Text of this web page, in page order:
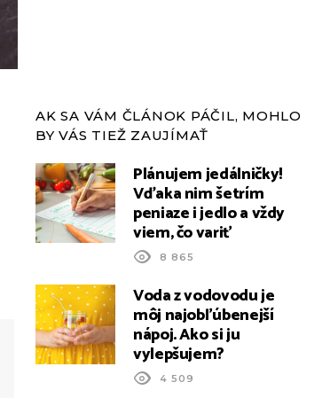
AK SA VÁM ČLÁNOK PÁČIL, MOHLO
BY VÁS TIEŽ ZAUJÍMAŤ
Plánujem jedálničky!
Vďaka nim šetrím
peniaze i jedlo a vždy
viem, čo variť
8 865
Voda z vodovodu je
môj najobľúbenejší
nápoj. Ako si ju
vylepšujem?
4 509